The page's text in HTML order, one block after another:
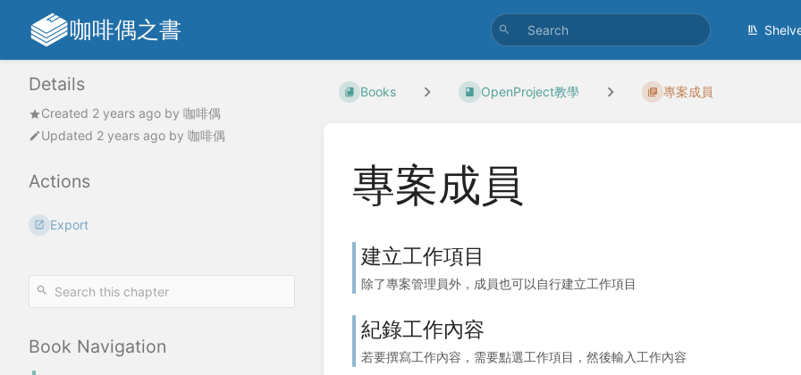
咖啡偶之書
Details
Created 2 years ago by 咖啡偶
Updated 2 years ago by 咖啡偶
Actions
Export
Book Navigation
Books OpenProject教學 專案成員
專案成員
建立工作項目
除了專案管理員外，成員也可以自行建立工作項目
紀錄工作內容
若要撰寫工作內容，需要點選工作項目，然後輸入工作內容